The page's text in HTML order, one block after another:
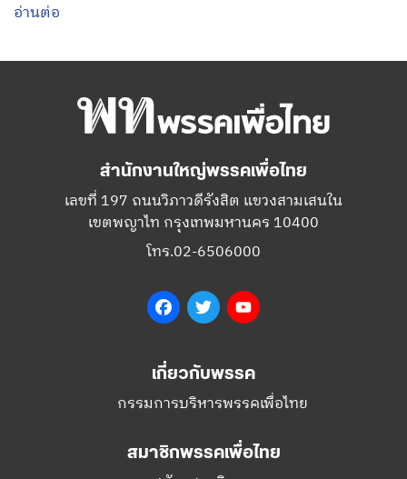
อ่านต่อ
สำนักงานใหญ่พรรคเพื่อไทย
เลขที่ 197 ถนนวิภาวดีรังสิต แขวงสามเสนใน
เขตพญาไท กรุงเทพมหานคร 10400
โทร.02-6506000
FacebookTwitter
เกี่ยวกับพรรค
กรรมการบริหารพรรคเพื่อไทย
สมาชิกพรรคเพื่อไทย